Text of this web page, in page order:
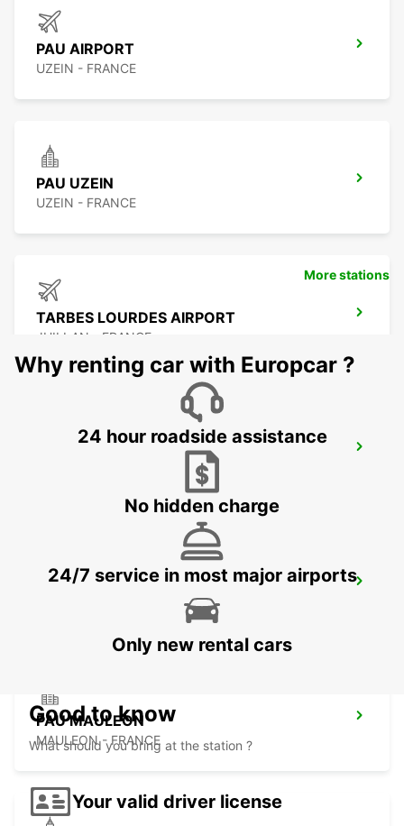
PAU AIRPORT
UZEIN - FRANCE
PAU UZEIN
UZEIN - FRANCE
TARBES LOURDES AIRPORT
JUILLAN - FRANCE
LOURDES RAILWAY STATION
PAU MAULEON
MAULEON - FRANCE
More stations
Why renting car with Europcar ?
24 hour roadside assistance
No hidden charge
24/7 service in most major airports
Only new rental cars
Good to know
What should you bring at the station ?
Your valid driver license